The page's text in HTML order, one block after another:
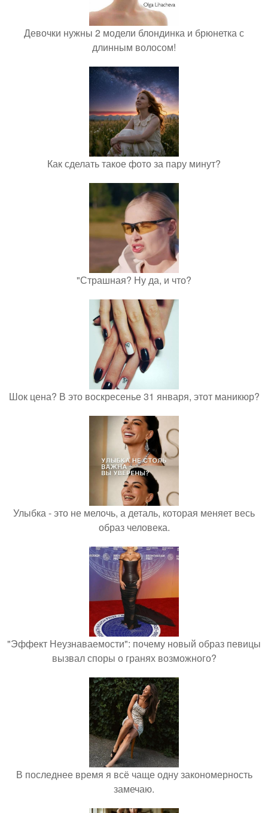
Девочки нужны 2 модели блондинка и брюнетка с
длинным волосом!
Как сделать такое фото за пару минут?
"Страшная? Ну да, и что?
Шок цена? В это воскресенье 31 января, этот маникюр?
Улыбка - это не мелочь, а деталь, которая меняет весь
образ человека.
"Эффект Неузнаваемости": почему новый образ певицы
вызвал споры о гранях возможного?
В последнее время я всё чаще одну закономерность
замечаю.